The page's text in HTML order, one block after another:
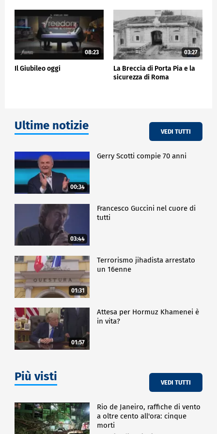
CRONACA
08:23
Il Giubileo oggi
03:27
La Breccia di Porta Pia e la
sicurezza di Roma
Ultime notizie VEDI TUTTI
00:34
Gerry Scotti compie 70 anni
03:44
Francesco Guccini nel cuore di
tutti
01:31
Terrorismo jihadista arrestato
un 16enne
01:57
Attesa per Hormuz Khamenei è
in vita?
Più visti VEDI TUTTI
Rio de Janeiro, raffiche di vento
a oltre cento all'ora: cinque
morti